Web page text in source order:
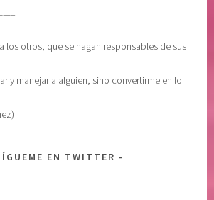
los otros, que se hagan responsables de sus
y manejar a alguien, sino convertirme en lo
EN TWITTER